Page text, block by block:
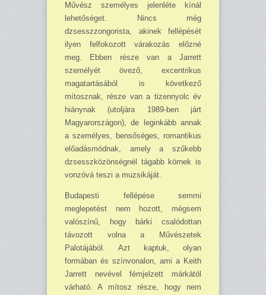
Művész személyes jelenléte kínál
lehetőséget. Nincs még
dzsesszzongorista, akinek fellépését
ilyen felfokozott várakozás előzné
meg. Ebben része van a Jarrett
személyét övező, excentrikus
magatartásából is követ­kező
mítosznak, része van a tizennyolc év
hiánynak (utoljára 1989-ben járt
Magyarországon), de leginkább annak
a személyes, bensőséges, romantikus
előadásmódnak, amely a szűkebb
dzsesszközönségnél tágabb körnek is
vonzóvá teszi a muzsikáját.
Budapesti fellépése semmi
meglepetést nem hozott, mégsem
valószínű, hogy bárki csalódottan
távozott volna a Művészetek
Palotájából. Azt kaptuk, olyan
formában és színvo­na­lon, ami a Keith
Jarrett nevével fémjelzett márkától
várható. A mítosz része, hogy nem